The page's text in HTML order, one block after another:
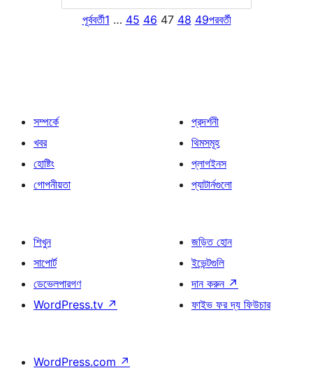
পূর্ববর্তী1 … 45 46 47 48 49পরবর্তী
সম্পর্কে
খবর
হোষ্টিং
গোপনীয়তা
প্রদর্শনী
থিমসমূহ
প্লাগইনস
প্যাটার্নগুলো
শিখুন
সাপোর্ট
ডেভেলপারগণ
WordPress.tv ↗
জড়িত হোন
ইভেন্টগুলি
দান করুন ↗
ফাইভ ফর দ্য ফিউচার
WordPress.com ↗